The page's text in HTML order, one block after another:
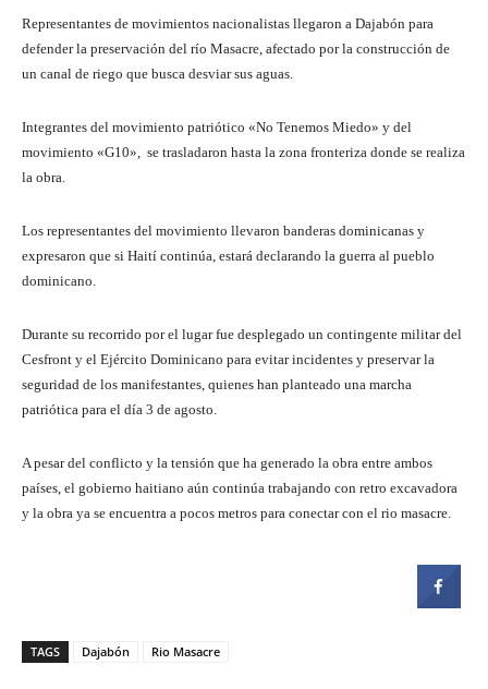
Representantes de movimientos nacionalistas llegaron a Dajabón para
defender la preservación del río Masacre, afectado por la construcción de
un canal de riego que busca desviar sus aguas.
Integrantes del movimiento patriótico «No Tenemos Miedo» y del
movimiento «G10», se trasladaron hasta la zona fronteriza donde se realiza
la obra.
Los representantes del movimiento llevaron banderas dominicanas y
expresaron que si Haití continúa, estará declarando la guerra al pueblo
dominicano.
Durante su recorrido por el lugar fue desplegado un contingente militar del
Cesfront y el Ejército Dominicano para evitar incidentes y preservar la
seguridad de los manifestantes, quienes han planteado una marcha
patriótica para el día 3 de agosto.
A pesar del conflicto y la tensión que ha generado la obra entre ambos
países, el gobierno haitiano aún continúa trabajando con retro excavadora
y la obra ya se encuentra a pocos metros para conectar con el rio masacre.
TAGS Dajabón Rio Masacre